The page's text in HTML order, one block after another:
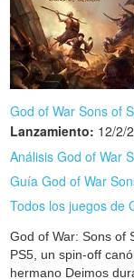
God of War Sons of
Lanzamiento: 12/2/
Análisis God of War
Guía God of War
Todos los juegos de
God of War: Sons of
PS5, un spin‑off
hermano Deimos